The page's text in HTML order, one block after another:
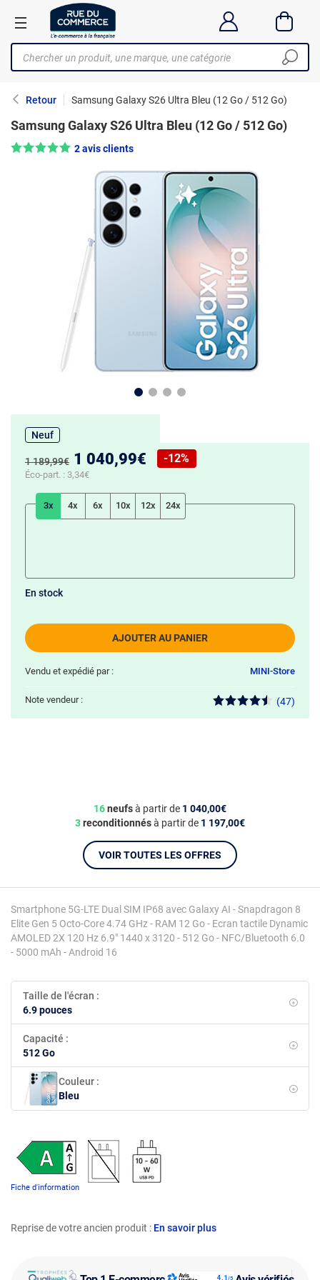
Retour Samsung Galaxy S26 Ultra Bleu (12 Go / 512 Go)
Reprise de votre ancien produit : En savoir plus
Samsung Galaxy S26 Ultra Bleu (12 Go / 512 Go)
Note : 5/5 — 2 avis clients
Smartphone 5G-LTE Dual SIM IP68 avec Galaxy AI - Snapdragon 8
Elite Gen 5 Octo-Core 4.74 GHz - RAM 12 Go - Ecran tactile Dynamic
AMOLED 2X 120 Hz 6.9" 1440 x 3120 - 512 Go - NFC/Bluetooth 6.0
- 5000 mAh - Android 16
Taille de l'écran :
6.9 pouces
Capacité :
512 Go
Couleur :
Bleu
Fiche d'information
Neuf
Ancien prix :
1 189,99€ Nouveau prix :
1 040,99€
Réduction de :
-12%
Éco-part. : 3,34€
3x 4x 6x 10x 12x 24x
AJOUTER AU PANIER
En stock
Vendu et expédié par : MINI-Store
Note vendeur : (47)
16neufsà partir de 1 040,00€
3reconditionnésà partir de 1 197,00€
VOIR TOUTES LES OFFRES